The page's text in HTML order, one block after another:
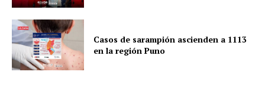
Casos de sarampión ascienden a 1113
en la región Puno